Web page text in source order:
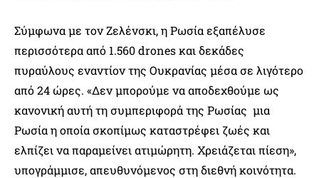
Σύμφωνα με τον Ζελένσκι, η Ρωσία εξαπέλυσε
περισσότερα από 1.560 drones και δεκάδες
πυραύλους εναντίον της Ουκρανίας μέσα σε λιγότερο
από 24 ώρες. «Δεν μπορούμε να αποδεχθούμε ως
κανονική αυτή τη συμπεριφορά της Ρωσίας μια
Ρωσία η οποία σκοπίμως καταστρέφει ζωές και
ελπίζει να παραμείνει ατιμώρητη. Χρειάζεται πίεση»,
υπογράμμισε, απευθυνόμενος στη διεθνή κοινότητα.